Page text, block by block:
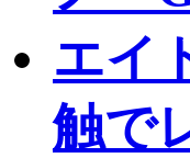
エイ
触で